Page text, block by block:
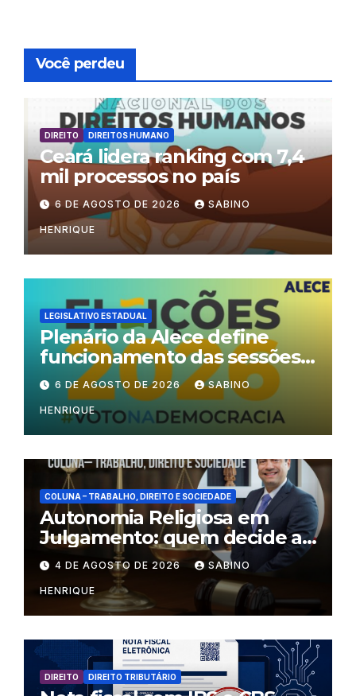
Você perdeu
DIREITO DIREITOS HUMANO
Ceará lidera ranking com 7,4
mil processos no país
6 DE AGOSTO DE 2026 SABINO
HENRIQUE
LEGISLATIVO ESTADUAL
Plenário da Alece define
funcionamento das sessões
durante o período eleitoral
6 DE AGOSTO DE 2026 SABINO
HENRIQUE
COLUNA – TRABALHO, DIREITO E SOCIEDADE
Autonomia Religiosa em
Julgamento: quem decide as
regras dentro dos templos?
4 DE AGOSTO DE 2026 SABINO
HENRIQUE
DIREITO DIREITO TRIBUTÁRIO